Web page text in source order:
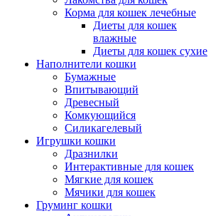
Корма для кошек лечебные
Диеты для кошек
влажные
Диеты для кошек сухие
Наполнители кошки
Бумажные
Впитывающий
Древесный
Комкующийся
Силикагелевый
Игрушки кошки
Дразнилки
Интерактивные для кошек
Мягкие для кошек
Мячики для кошек
Груминг кошки